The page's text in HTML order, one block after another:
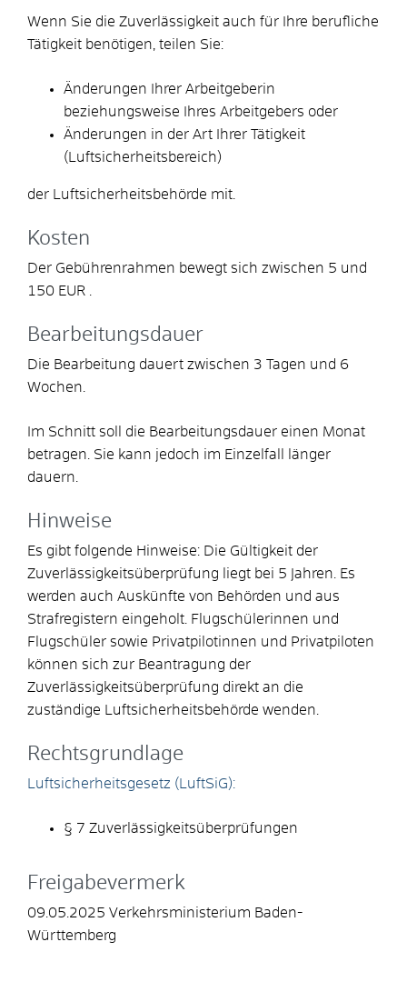
​​​​​​​Wenn Sie die Zuverlässigkeit auch für Ihre berufliche
Tätigkeit benötigen, teilen Sie:
Änderungen Ihrer Arbeitgeberin
beziehungsweise Ihres Arbeitgebers oder
Änderungen in der Art Ihrer Tätigkeit
(Luftsicherheitsbereich)
​​​​​​​der Luftsicherheitsbehörde mit.
Kosten
Der Gebührenrahmen bewegt sich zwischen 5 und
150 EUR .
Bearbeitungsdauer
Die Bearbeitung dauert zwischen 3 Tagen und 6
Wochen.
Im Schnitt soll die Bearbeitungsdauer einen Monat
betragen. Sie kann jedoch im Einzelfall länger
dauern.
Hinweise
Es gibt folgende Hinweise: Die Gültigkeit der
Zuverlässigkeitsüberprüfung liegt bei 5 Jahren. Es
werden auch Auskünfte von Behörden und aus
Strafregistern eingeholt. Flugschülerinnen und
Flugschüler sowie Privatpilotinnen und Privatpiloten
können sich zur Beantragung der
Zuverlässigkeitsüberprüfung direkt an die
zuständige Luftsicherheitsbehörde wenden.
Rechtsgrundlage
Luftsicherheitsgesetz (LuftSiG):
§ 7 Zuverlässigkeitsüberprüfungen
Freigabevermerk
09.05.2025 Verkehrsministerium Baden-
Württemberg